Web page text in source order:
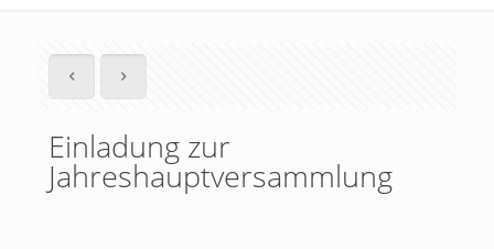
Einladung zur
Jahreshauptversammlung